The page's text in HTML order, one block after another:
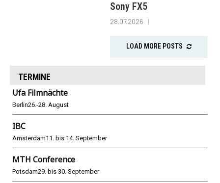
Sony FX5
28.07.2026
LOAD MORE POSTS
TERMINE
Ufa Filmnächte
Berlin26.-28. August
IBC
Amsterdam11. bis 14. September
MTH Conference
Potsdam29. bis 30. September